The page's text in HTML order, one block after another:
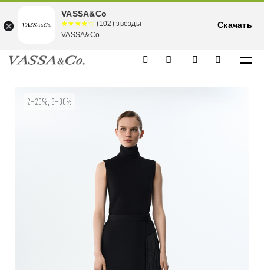
2=20%, 3=30%
VASSA&Co
☆☆☆☆☆
★★★★
★
(102) звезды
VASSA&Co
Скачать